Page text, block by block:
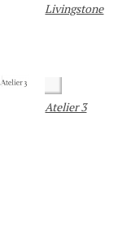
Livingstone
Atelier 3